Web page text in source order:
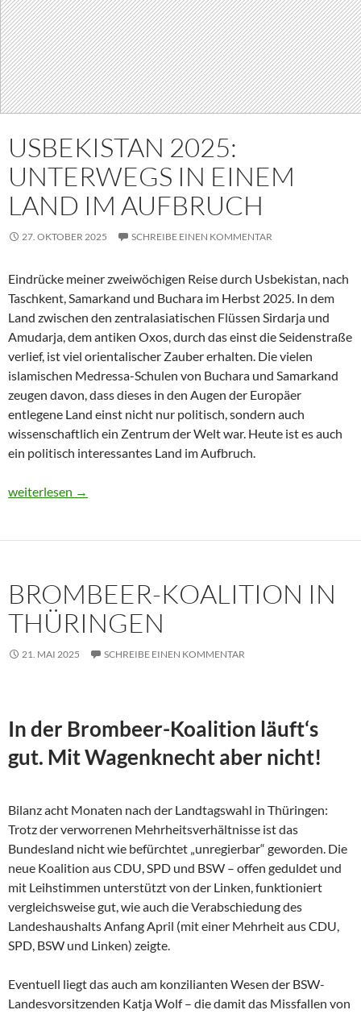
USBEKISTAN 2025:
UNTERWEGS IN EINEM
LAND IM AUFBRUCH
27. OKTOBER 2025 SCHREIBE EINEN KOMMENTAR
Eindrücke meiner zweiwöchigen Reise durch Usbekistan, nach
Taschkent, Samarkand und Buchara im Herbst 2025. In dem
Land zwischen den zentralasiatischen Flüssen Sirdarja und
Amudarja, dem antiken Oxos, durch das einst die Seidenstraße
verlief, ist viel orientalischer Zauber erhalten. Die vielen
islamischen Medressa-Schulen von Buchara und Samarkand
zeugen davon, dass dieses in den Augen der Europäer
entlegene Land einst nicht nur politisch, sondern auch
wissenschaftlich ein Zentrum der Welt war. Heute ist es auch
ein politisch interessantes Land im Aufbruch.
Usbekistan 2025: Unterwegs in einem Land im Aufbruch
weiterlesen →
BROMBEER-KOALITION IN
THÜRINGEN
21. MAI 2025 SCHREIBE EINEN KOMMENTAR
In der Brombeer-Koalition läuft‘s
gut. Mit Wagenknecht aber nicht!
Bilanz acht Monaten nach der Landtagswahl in Thüringen:
Trotz der verworrenen Mehrheitsverhältnisse ist das
Bundesland nicht wie befürchtet „unregierbar“ geworden. Die
neue Koalition aus CDU, SPD und BSW – offen geduldet und
mit Leihstimmen unterstützt von der Linken, funktioniert
vergleichsweise gut, wie auch die Verabschiedung des
Landeshaushalts Anfang April (mit einer Mehrheit aus CDU,
SPD, BSW und Linken) zeigte.
Eventuell liegt das auch am konzilianten Wesen der BSW-
Landesvorsitzenden Katja Wolf – die damit das Missfallen von